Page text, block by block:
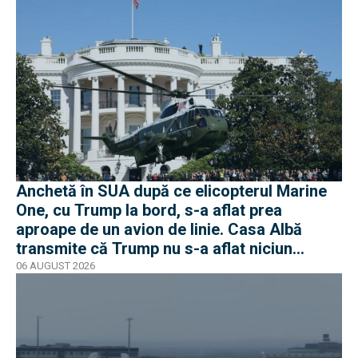
Anchetă în SUA după ce elicopterul Marine
One, cu Trump la bord, s-a aflat prea
aproape de un avion de linie. Casa Albă
transmite că Trump nu s-a aflat niciun
moment în pericol
06 AUGUST 2026